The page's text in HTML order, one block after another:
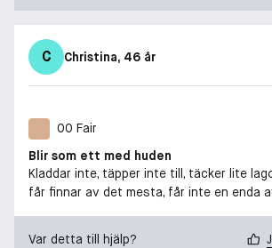
C Christina, 46 år
00 Fair
Blir som ett med huden
Kladdar inte, täpper inte till, täcker lite
får finnar av det mesta, får inte en enda
Var detta till hjälp?